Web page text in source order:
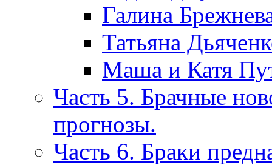
Галина
Татьяна
Маша и Катя
Часть 5. Брачные
прогнозы.
Часть 6. Браки